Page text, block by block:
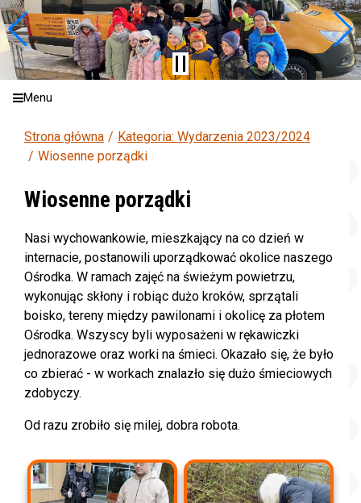
Menu
Strona główna
Kategoria: Wydarzenia 2023/2024
Wiosenne porządki
Wiosenne porządki
Nasi wychowankowie, mieszkający na co dzień w
internacie, postanowili uporządkować okolice naszego
Ośrodka. W ramach zajęć na świeżym powietrzu,
wykonując skłony i robiąc dużo kroków, sprzątali
boisko, tereny między pawilonami i okolicę za płotem
Ośrodka. Wszyscy byli wyposażeni w rękawiczki
jednorazowe oraz worki na śmieci. Okazało się, że było
co zbierać - w workach znalazło się dużo śmieciowych
zdobyczy.
Od razu zrobiło się milej, dobra robota.